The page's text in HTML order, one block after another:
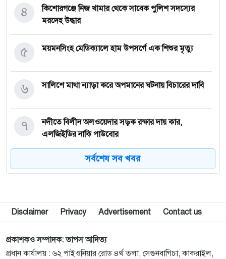
কিশোরগঞ্জে নিজ খামার থেকে সাবেক পুলিশ সদস্যের
মরদেহ উদ্ধার
৪
ময়মনসিংহ মেডিক্যালে হাম উপসর্গে এক শিশুর মৃত্যু
৫
সালিশে মাথা ন্যাড়া করে অপমানের ঘটনায় বিচারের দাবি
৬
নদীতে বিলীন অলওয়েদার সড়ক রক্ষার দায় কার,
এলজিইডির নাকি পাউবোর
৭
একটি গ্রামে মাত্র দুটি পরিবার, ১০৭ একরে ১২ মানুষের
বসবাস
৮
শেরপুরে জেলা প্রশাসকের সহায়তায় আলুচাষির অস্ত্রোপচার
৯
বাকৃবির গবেষণা আড়িয়াল বিলের কইসহ ৫ প্রজাতির মাছে
মাইক্রোপ্লাস্টিকের উপস্থিতি
১০
সর্বশেষ সব খবর
Disclaimer Privacy Advertisement Contact us
প্রকাশকও সম্পাদক: তাপস আদিত্য
প্রধান কার্যালয় : ৬২ পাইওনিয়ার রোড ৪র্থ তলা, সেগুনবাগিচা, কাকরাইল,